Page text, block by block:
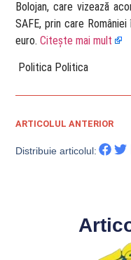
Bolojan, care vizează
SAFE, prin care
euro.Citește mai mult
​ Politica Politica
ARTICOLUL ANTERIOR
Distribuie articolul: